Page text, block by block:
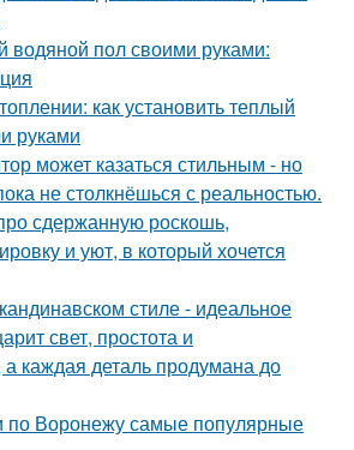
водяной пол своими руками:
как установить теплый
руками
может казаться стильным - но
не столкнёшься с реальностью.
сдержанную роскошь,
и уют, в который хочется
стиле - идеальное
свет, простота и
каждая деталь продумана до
по Воронежу самые популярные